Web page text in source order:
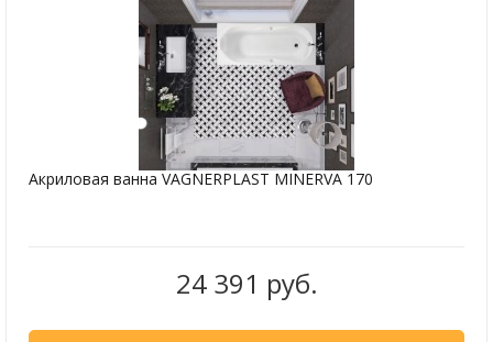
Акриловая ванна VAGNERPLAST MINERVA 170
24 391 руб.